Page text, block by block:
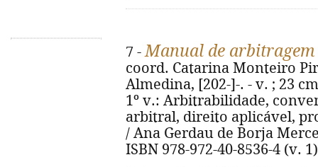
7 -Manual de
coord. Catarina Monteiro
Almedina, [202-]-. - v. ; 23
1º v.: Arbitrabilidade,
arbitral, direito aplicável,
/ Ana Gerdau de Borja
ISBN 978-972-40-8536-4 (v. 1)